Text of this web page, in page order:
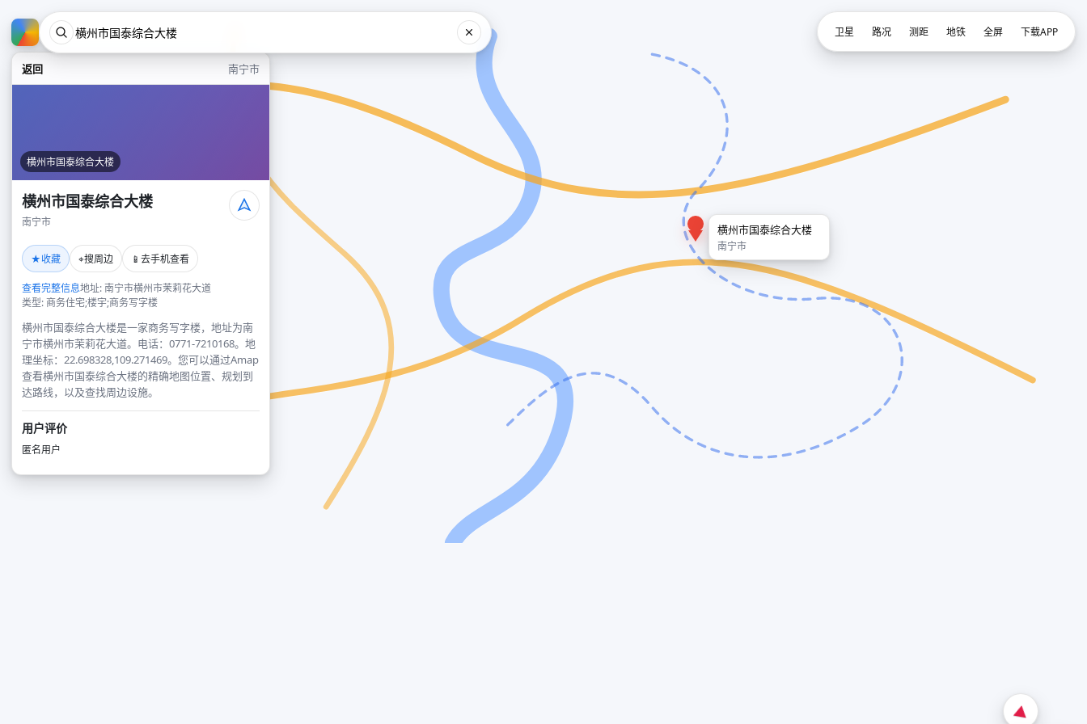
返回 南宁市
横州市国泰综合大楼
横州市国泰综合大楼
南宁市
★收藏 ⌖搜周边 📱 去手机查看
查看完整信息地址: 南宁市横州市茉莉花大道
类型: 商务住宅;楼宇;商务写字楼
横州市国泰综合大楼是一家商务写字楼，地址为南
宁市横州市茉莉花大道。电话：0771-7210168。地
理坐标：22.698328,109.271469。您可以通过Amap
查看横州市国泰综合大楼的精确地图位置、规划到
达路线，以及查找周边设施。
用户评价
匿名用户
横州市国泰综合大楼
南宁市
卫星 路况 测距 地铁 全屏 下载APP